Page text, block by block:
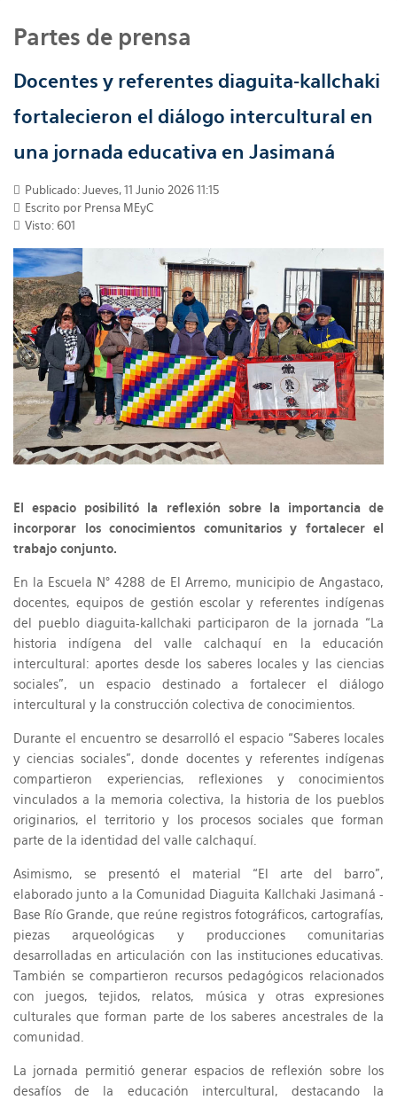
Partes de prensa
Docentes y referentes diaguita-kallchaki
fortalecieron el diálogo intercultural en
una jornada educativa en Jasimaná
Publicado: Jueves, 11 Junio 2026 11:15
Escrito por Prensa MEyC
Visto: 601
El espacio posibilitó la reflexión sobre la importancia de
incorporar los conocimientos comunitarios y fortalecer el
trabajo conjunto.
En la Escuela N° 4288 de El Arremo, municipio de Angastaco,
docentes, equipos de gestión escolar y referentes indígenas
del pueblo diaguita-kallchaki participaron de la jornada “La
historia indígena del valle calchaquí en la educación
intercultural: aportes desde los saberes locales y las ciencias
sociales”, un espacio destinado a fortalecer el diálogo
intercultural y la construcción colectiva de conocimientos.
Durante el encuentro se desarrolló el espacio “Saberes locales
y ciencias sociales”, donde docentes y referentes indígenas
compartieron experiencias, reflexiones y conocimientos
vinculados a la memoria colectiva, la historia de los pueblos
originarios, el territorio y los procesos sociales que forman
parte de la identidad del valle calchaquí.
Asimismo, se presentó el material “El arte del barro”,
elaborado junto a la Comunidad Diaguita Kallchaki Jasimaná -
Base Río Grande, que reúne registros fotográficos, cartografías,
piezas arqueológicas y producciones comunitarias
desarrolladas en articulación con las instituciones educativas.
También se compartieron recursos pedagógicos relacionados
con juegos, tejidos, relatos, música y otras expresiones
culturales que forman parte de los saberes ancestrales de la
comunidad.
La jornada permitió generar espacios de reflexión sobre los
desafíos de la educación intercultural, destacando la